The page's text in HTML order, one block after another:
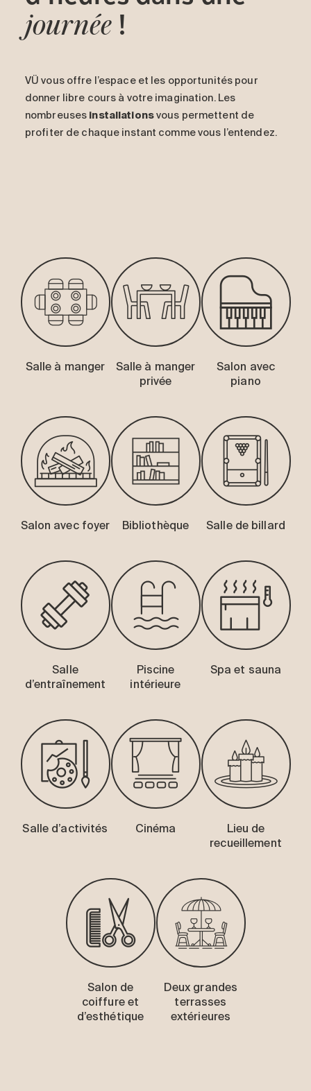
journée!
VÜ vous offre l’espace et les opportunités pour
donner libre cours à votre imagination. Les
nombreuses installationsvous permettent de
profiter de chaque instant comme vous l’entendez.
Salle à manger
Salle à manger
privée
Salon avec
piano
Salon avec foyer Bibliothèque Salle de billard
Salle
d’entraînement
Piscine
intérieure
Spa et sauna
Salle d’activités Cinéma
Lieu de
recueillement
Salon de
coiffure et
d’esthétique
Deux grandes
terrasses
extérieures